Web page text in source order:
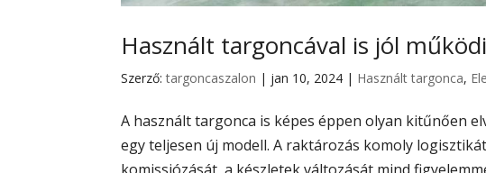
Használt targoncával is jól
Szerző:targoncaszalon | jan 10, 2024 | Használt targonca,
A használt targonca is képes éppen olyan kitűnően
egy teljesen új modell. A raktározás komoly